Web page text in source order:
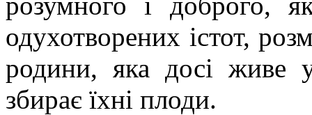
одухотворених істот,
родини, яка досі живе
збирає їхні плоди.